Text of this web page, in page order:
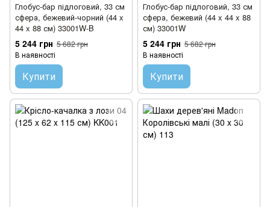
Глобус-бар підлоговий, 33 см
сфера, бежевий-чорний (44 x
44 x 88 см) 33001W-B
5 244 грн 5 682 грн
В наявності
Купити
Глобус-бар підлоговий, 33 см
сфера, бежевий (44 x 44 x 88
см) 33001W
5 244 грн 5 682 грн
В наявності
Купити